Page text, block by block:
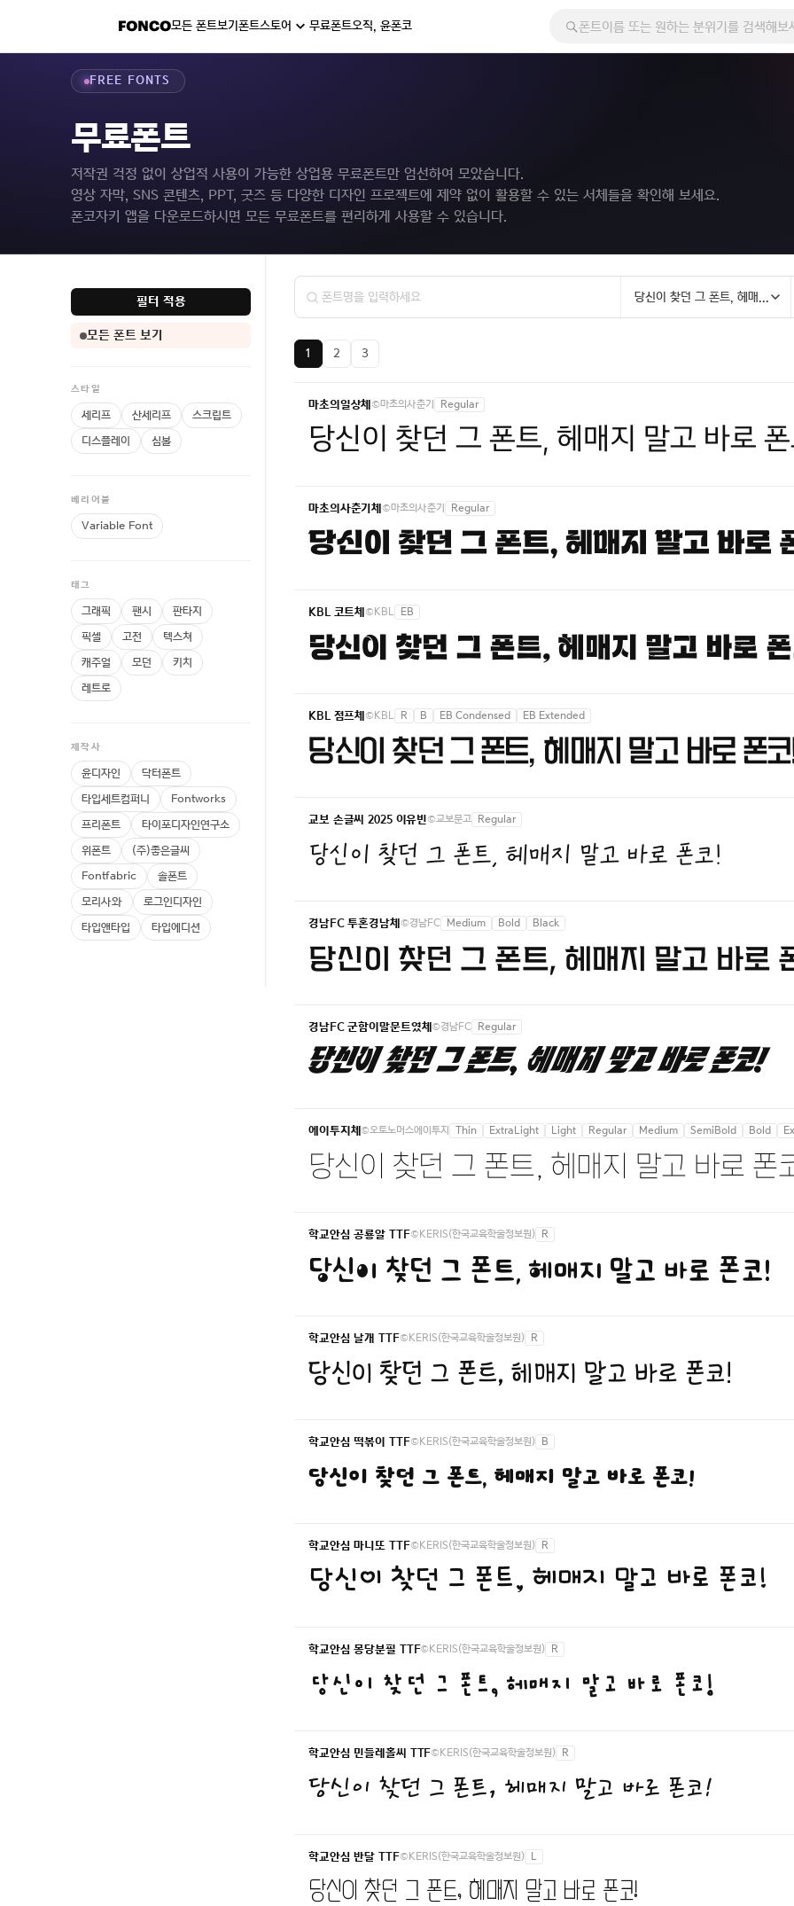
모든 폰트보기폰트스토어 무료폰트오직, 윤폰코
FREE FONTS
무료폰트
저작권 걱정 없이 상업적 사용이 가능한 상업용 무료폰트만 엄선하여 모았습니다.
영상 자막, SNS 콘텐츠, PPT, 굿즈 등 다양한 디자인 프로젝트에 제약 없이 활용할 수 있는 서체들을 확인해 보세요.
폰코자키 앱을 다운로드하시면 모든 무료폰트를 편리하게 사용할 수 있습니다.
필터 적용
모든 폰트 보기
스타일
세리프 산세리프
스크립트
디스플레이
심볼
베리어블
Variable Font
태그
그래픽 팬시
판타지
픽셀
고전
텍스쳐
캐주얼
모던
키치
레트로
제작사
윤디자인
닥터폰트
타입세트컴퍼니
Fontworks
프리폰트
타이포디자인연구소
위폰트
(주)좋은글씨
Fontfabric
솔폰트
모리사와
로그인디자인
타입앤타입
타입에디션
당신이 찾던 그 폰트, 헤매지 말
1 2 3
마초의일상체 ©마초의사춘기 Regular
당신이 찾던 그 폰트, 헤매지 말고 바로
마초의사춘기체 ©마초의사춘기 Regular
당신이 찾던 그 폰트, 헤매지 말고 바로
KBL 코트체 ©KBL EB
당신이 찾던 그 폰트, 헤매지 말고 바로
KBL 점프체 ©KBL R B EB Condensed EB Extended
당신이 찾던 그 폰트, 헤매지 말고 바로 폰
교보 손글씨 2025 이유빈©교보문고 Regular
당신이 찾던 그 폰트, 헤매지 말고 바로 폰코!
경남FC 투혼경남체 ©경남FC Medium Bold Black
당신이 찾던 그 폰트, 헤매지 말고 바로
경남FC 군함이말문트였체 ©경남FC Regular
당신이 찾던 그 폰트, 헤매지 말고 바로 폰코!
에이투지체 ©오토노머스에이투지 Thin ExtraLight Light Regular Medium SemiBold Bold
당신이 찾던 그 폰트, 헤매지 말고 바로 폰
학교안심 공룡알 TTF©KERIS(한국교육학술정보원) R
당신이 찾던 그 폰트, 헤매지 말고 바로 폰코!
학교안심 날개 TTF©KERIS(한국교육학술정보원) R
당신이 찾던 그 폰트, 헤매지 말고 바로 폰코!
학교안심 떡볶이 TTF©KERIS(한국교육학술정보원) B
당신이 찾던 그 폰트, 헤매지 말고 바로 폰코!
학교안심 마니또 TTF©KERIS(한국교육학술정보원) R
당신이 찾던 그 폰트, 헤매지 말고 바로 폰코!
학교안심 몽당분필 TTF©KERIS(한국교육학술정보원) R
당신이 찾던 그 폰트, 헤매지 말고 바로 폰코!
학교안심 민들레홀씨 TTF©KERIS(한국교육학술정보원) R
당신이 찾던 그 폰트, 헤매지 말고 바로 폰코!
학교안심 반달 TTF©KERIS(한국교육학술정보원) L
당신이 찾던 그 폰트, 헤매지 말고 바로 폰코!